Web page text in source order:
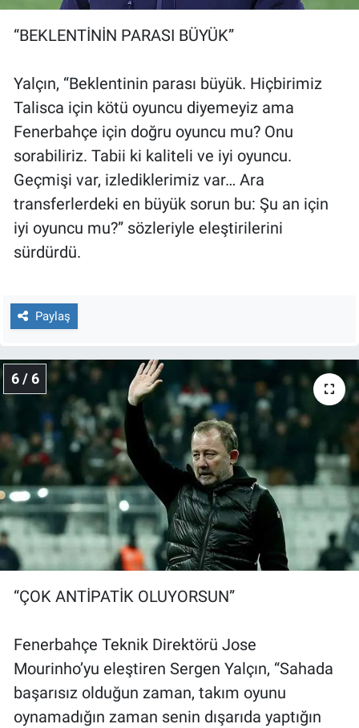
“BEKLENTİNİN PARASI BÜYÜK”
Yalçın, “Beklentinin parası büyük. Hiçbirimiz
Talisca için kötü oyuncu diyemeyiz ama
Fenerbahçe için doğru oyuncu mu? Onu
sorabiliriz. Tabii ki kaliteli ve iyi oyuncu.
Geçmişi var, izlediklerimiz var… Ara
transferlerdeki en büyük sorun bu: Şu an için
iyi oyuncu mu?” sözleriyle eleştirilerini
sürdürdü.
Paylaş
6 / 6
“ÇOK ANTİPATİK OLUYORSUN”
Fenerbahçe Teknik Direktörü Jose
Mourinho’yu eleştiren Sergen Yalçın, “Sahada
başarısız olduğun zaman, takım oyunu
oynamadığın zaman senin dışarıda yaptığın